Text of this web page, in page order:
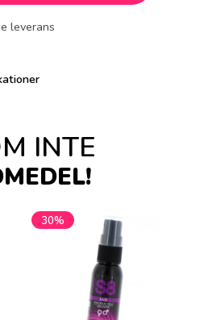
leverans
INTE
30%